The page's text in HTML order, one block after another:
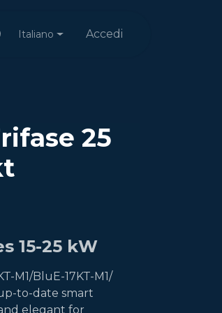
Italiano Accedi
25
15-25 kW
M1/BluE-17KT-M1/
to-date smart
elegant for